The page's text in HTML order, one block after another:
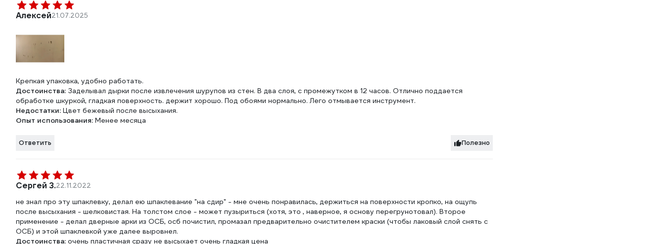
Алексей21.07.2025
Крепкая упаковка, удобно работать.
Достоинства: Заделывал дырки после извлечения шурупов из стен. В два слоя, с промежутком в 12 часов. Отлично поддается
обработке шкуркой, гладкая поверхность. держит хорошо. Под обоями нормально. Лего отмывается инструмент.
Недостатки: Цвет бежевый после высыхания.
Опыт использования: Менее месяца
Ответить Полезно
Сергей З.22.11.2022
не знал про эту шпаклевку, делал ею шпаклевание "на сдир" - мне очень понравилась, держиться на поверхности кропко, на ощупь
после высыхания - шелковистая. На толстом слое - может пузыриться (хотя, это , наверное, я основу перегрунотовал). Второе
применение - делал дверные арки из ОСБ, осб почистил, промазал предварительно очистителем краски (чтобы лаковый слой снять с
ОСБ) и этой шпаклевкой уже далее выровнел.
Достоинства: очень пластичная сразу не высыхает очень гладкая цена